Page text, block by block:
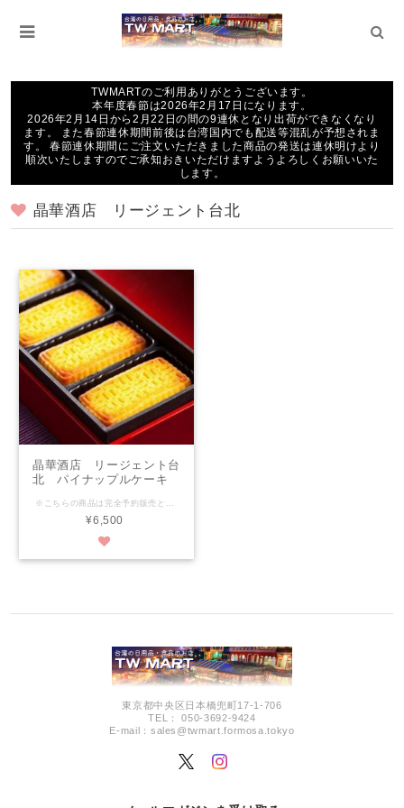
TWMARTのご利用ありがとうございます。
本年度春節は2026年2月17日になります。
2026年2月14日から2月22日の間の9連休となり出荷ができなくなり
ます。 また春節連休期間前後は台湾国内でも配送等混乱が予想されま
す。 春節連休期間にご注文いただきました商品の発送は連休明けより
順次いたしますのでご承知おきいただけますようよろしくお願いいた
します。
晶華酒店 リージェント台北
晶華酒店 リージェント台
北 パイナップルケーキ
完全予約販売
※こちらの商品は完全予約販売となります。 ※パッケージデザイン・内容量・個数などメーカー都合により予告なく変更になる場合がございますので予めご了承ください。 ※出荷日は【商品説明のカレンダー】をご参考ください。 ※【営業日カレンダー】とお間違いのないようにご注意ください。 リージェント台北のオリジナルパイナップルケーキ こちらもロイヤルニッコー、アンバサダーと並びの中山北路の有名ホテル ぜひ一度、ご賞味ください。 パイナップルケーキ ※人気商品となります。 現地販売状況により欠品が発生する可能性がございます。 その場合、ご注文のキャンセル、、後日配送（〜１か月後）いづれかの ご対応となります。 その際は当店より事前にご連絡差し上げます。 予めご了承の程、宜しくお願い申し上げます。
¥6,500
東京都中央区日本橋兜町17-1-706
TEL： 050-3692-9424
E-mail： sales@twmart.formosa.tokyo